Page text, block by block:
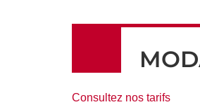
Consultez nos tarifs